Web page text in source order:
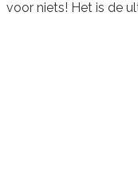
voor niets! Het is de